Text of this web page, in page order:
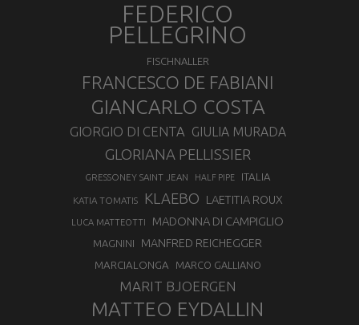
FEDERICO
PELLEGRINO
FISCHNALLER
FRANCESCO DE FABIANI
GIANCARLO COSTA
GIORGIO DI CENTA GIULIA MURADA
GLORIANA PELLISSIER
GRESSONEY SAINT JEAN HALF PIPE ITALIA
KATIA TOMATIS KLAEBO LAETITIA ROUX
LUCA MATTEOTTI MADONNA DI CAMPIGLIO
MAGNINI MANFRED REICHEGGER
MARCIALONGA MARCO GALLIANO
MARIT BJOERGEN
MATTEO EYDALLIN